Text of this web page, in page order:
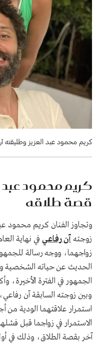
كريم محمود عبد العزيز وطليقته
كريم محمود عبد
قصة طلاقه
وتجاوز الفنان كريم
زوجته آن رفاعي
زواجهما، ووجه رسالة
الحديث عن حياته الشخصية
الجمهور في الفترة الأخيرة،
وبين زوجته السابقة آن
استمرار علاقتهما الودية من
الاستمرار في زواجما قبل
آخر بقصة الطلاق، وذلك في